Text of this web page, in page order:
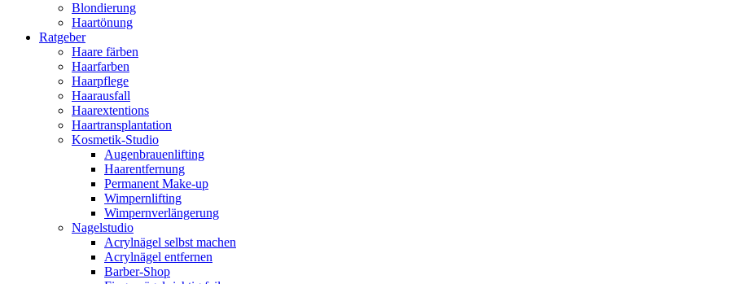
Blondierung
Haartönung
Ratgeber
Haare färben
Haarfarben
Haarpflege
Haarausfall
Haarextentions
Haartransplantation
Kosmetik-Studio
Augenbrauenlifting
Haarentfernung
Permanent Make-up
Wimpernlifting
Wimpernverlängerung
Nagelstudio
Acrylnägel selbst machen
Acrylnägel entfernen
Barber-Shop